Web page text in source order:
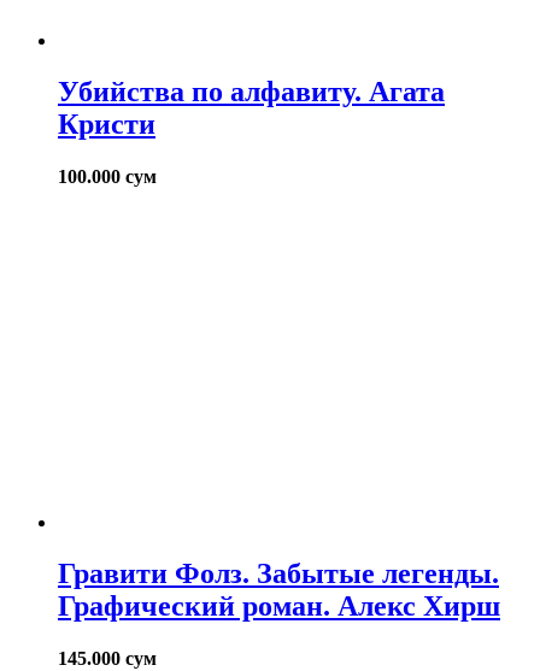
Убийства по алфавиту. Агата
Кристи
100.000 сум
Гравити Фолз. Забытые легенды.
Графический роман. Алекс Хирш
145.000 сум